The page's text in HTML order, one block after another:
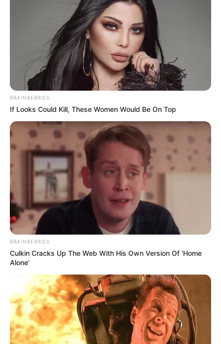
BRAINBERRIES
If Looks Could Kill, These Women Would Be On Top
BRAINBERRIES
Culkin Cracks Up The Web With His Own Version Of ‘Home
Alone’